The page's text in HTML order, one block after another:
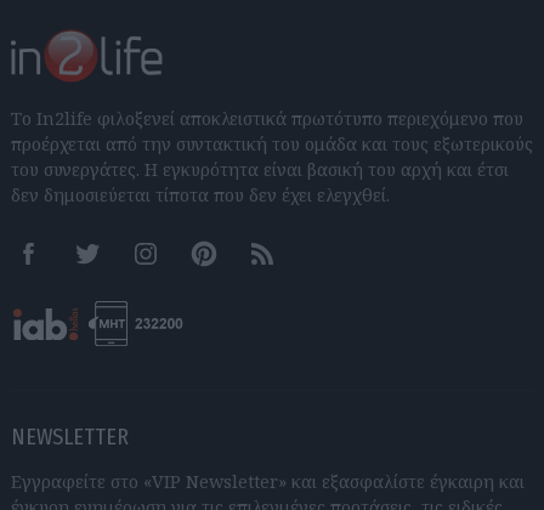
Το In2life φιλοξενεί αποκλειστικά πρωτότυπο περιεχόμενο που
προέρχεται από την συντακτική του ομάδα και τους εξωτερικούς
του συνεργάτες. Η εγκυρότητα είναι βασική του αρχή και έτσι
δεν δημοσιεύεται τίποτα που δεν έχει ελεγχθεί.
FacebookTwitter InstagramPinterestRSS feeds
NEWSLETTER
Εγγραφείτε στο «VIP Newsletter» και εξασφαλίστε έγκαιρη και